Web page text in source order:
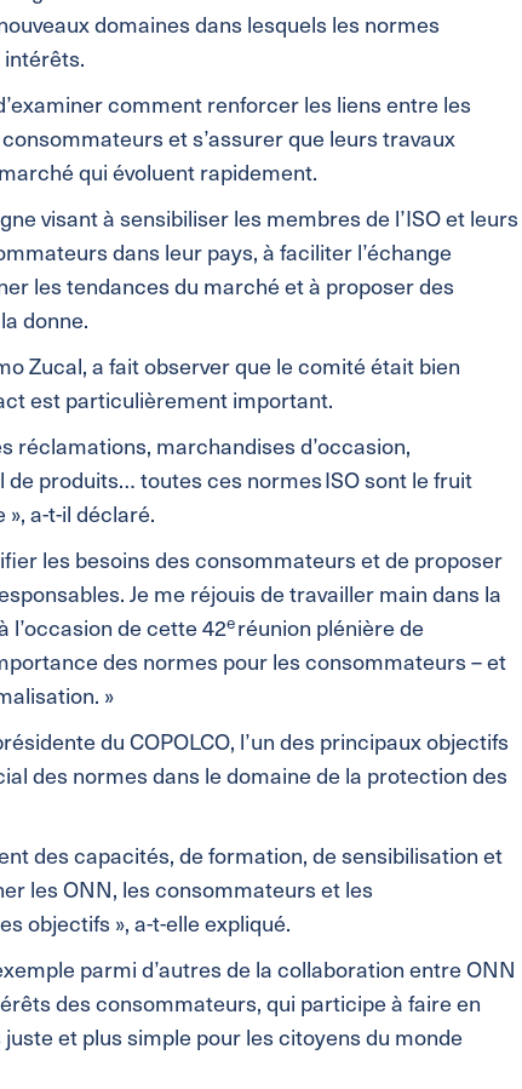
domaines dans lesquels les normes
comment renforcer les liens entre les
et s’assurer que leurs travaux
qui évoluent rapidement.
visant à sensibiliser les membres de l’ISO et leurs
dans leur pays, à faciliter l’échange
les tendances du marché et à proposer des
donne.
Zucal, a fait observer que le comité était bien
est particulièrement important.
réclamations, marchandises d’occasion,
produits… toutes ces normes ISO sont le fruit
a-t-il déclaré.
les besoins des consommateurs et de proposer
Je me réjouis de travailler main dans la
l’occasion de cette 42eréunion plénière de
des normes pour les consommateurs – et
»
du COPOLCO, l’un des principaux objectifs
des normes dans le domaine de la protection des
des capacités, de formation, de sensibilisation et
les ONN, les consommateurs et les
objectifs », a-t-elle expliqué.
parmi d’autres de la collaboration entre ONN
des consommateurs, qui participe à faire en
et plus simple pour les citoyens du monde